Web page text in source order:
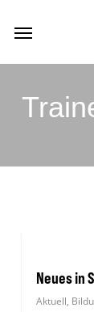
Menu
Neues in
Aktuell,